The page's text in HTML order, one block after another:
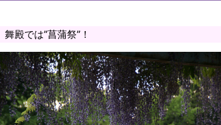
殿では”菖蒲祭”！